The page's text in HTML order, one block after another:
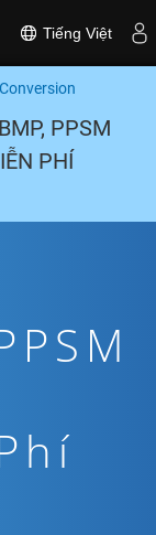
Tiếng Việt
Conversion
PPSM
PHÍ